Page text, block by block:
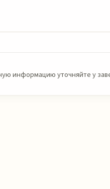
информацию уточняйте у